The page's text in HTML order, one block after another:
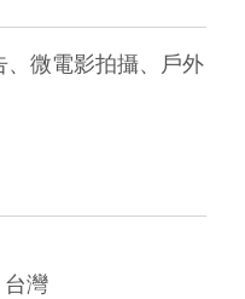
微電影拍攝、戶外
灣